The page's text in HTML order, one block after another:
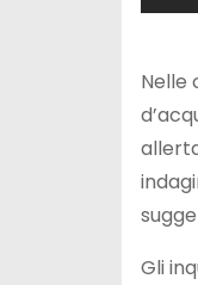
Nelle
Gli